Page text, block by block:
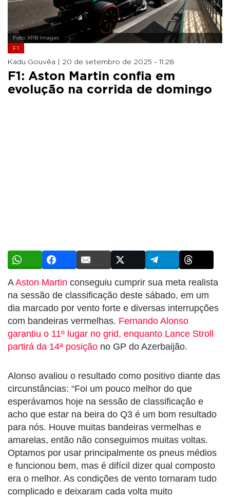
Foto: XPB Images
F1
Kadu Gouvêa | 20 de setembro de 2025 - 11:28
F1: Aston Martin confia em
evolução na corrida de domingo
AAston Martin conseguiu cumprir sua meta realista
na sessão de classificação deste sábado, em um
dia marcado por vento forte e diversas interrupções
com bandeiras vermelhas. Fernando Alonso
garantiu o 11º lugar no grid, enquanto Lance Stroll
partirá da 14ª posição no GP do Azerbaijão.
Alonso avaliou o resultado como positivo diante das
circunstâncias: “Foi um pouco melhor do que
esperávamos hoje na sessão de classificação e
acho que estar na beira do Q3 é um bom resultado
para nós. Houve muitas bandeiras vermelhas e
amarelas, então não conseguimos muitas voltas.
Optamos por usar principalmente os pneus médios
e funcionou bem, mas é difícil dizer qual composto
era o melhor. As condições de vento tornaram tudo
complicado e deixaram cada volta muito